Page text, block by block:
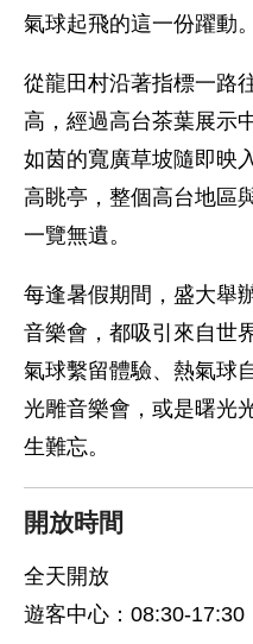
氣球起飛的這一份躍動。
從龍田村沿著指標一路
高，經過高台茶葉展示
如茵的寬廣草坡隨即映
高眺亭，整個高台地區
一覽無遺。
每逢暑假期間，盛大舉
音樂會，都吸引來自世
氣球繫留體驗、熱氣球
光雕音樂會，或是曙光
生難忘。
開放時間
全天開放
遊客中心：08:30-17:30